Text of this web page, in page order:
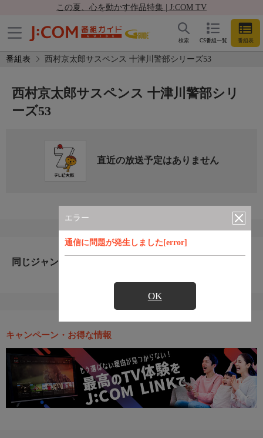
この夏、心を動かす作品特集 | J:COM TV
CS番組一覧 番組表
検索
番組表 西村京太郎サスペンス 十津川警部シリーズ53
エラー
通信に問題が発生しました[error]
OK
西村京太郎サスペンス 十津川警部シリ
ーズ53
直近の放送予定はありません
同じジャンルのおすすめ番組
キャンペーン・お得な情報